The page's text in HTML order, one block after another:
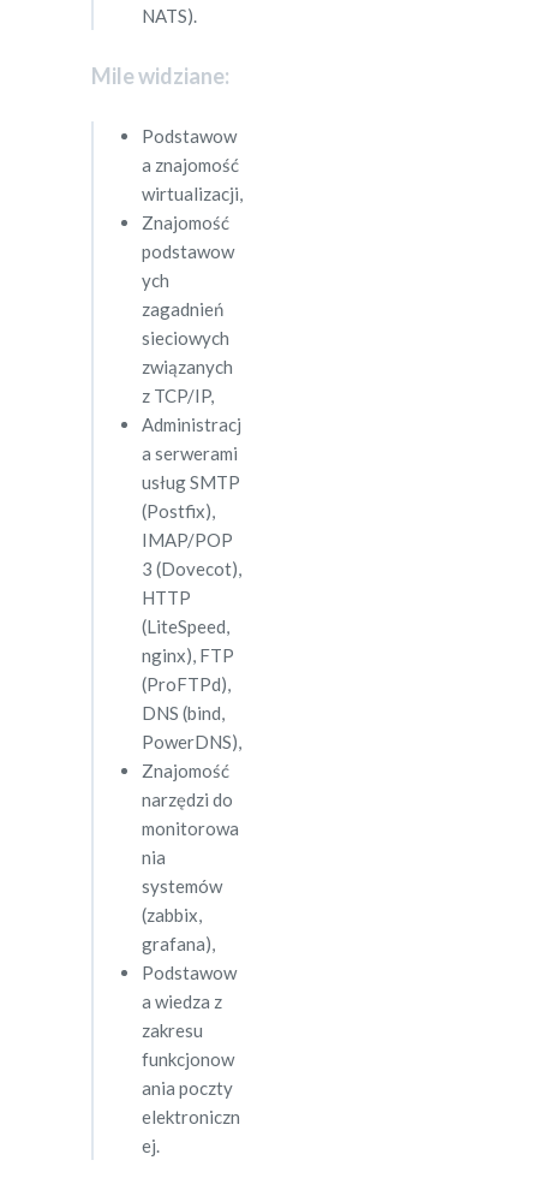
NATS).
Mile widziane:
Podstawow
a znajomość
wirtualizacji,
Znajomość
podstawow
ych
zagadnień
sieciowych
związanych
z TCP/IP,
Administracj
a serwerami
usług SMTP
(Postfix),
IMAP/POP
3 (Dovecot),
HTTP
(LiteSpeed,
nginx), FTP
(ProFTPd),
DNS (bind,
PowerDNS),
Znajomość
narzędzi do
monitorowa
nia
systemów
(zabbix,
grafana),
Podstawow
a wiedza z
zakresu
funkcjonow
ania poczty
elektroniczn
ej.